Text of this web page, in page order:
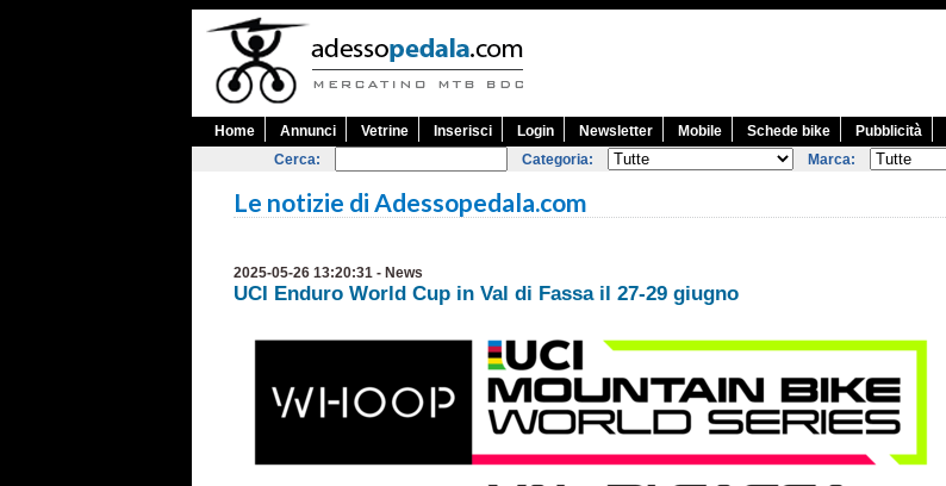
Home Annunci Vetrine Inserisci Login Newsletter Mobile Schede bike
Pubblicità
Cerca:
Categoria: Marca:
Le notizie di Adessopedala.com
2025-05-26 13:20:31 - News
UCI Enduro World Cup in Val di Fassa il 27-29 giugno